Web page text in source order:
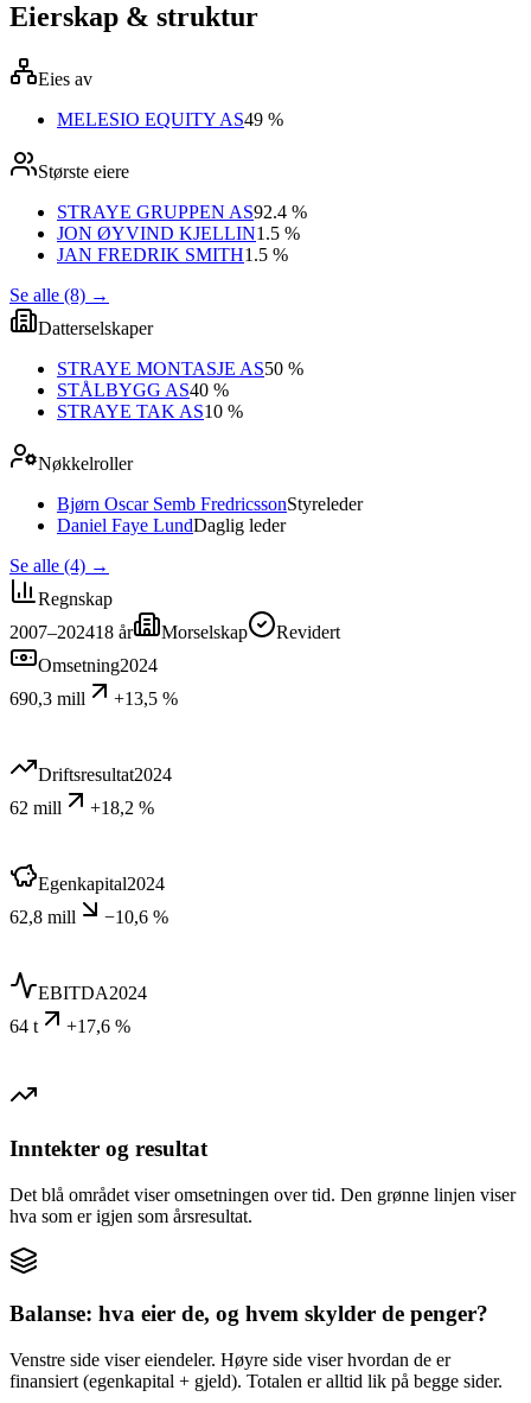
Eierskap & struktur
Eies av
MELESIO EQUITY AS49 %
Største eiere
STRAYE GRUPPEN AS92.4 %
JON ØYVIND KJELLIN1.5 %
JAN FREDRIK SMITH1.5 %
Se alle (8) →
Datterselskaper
STRAYE MONTASJE AS50 %
STÅLBYGG AS40 %
STRAYE TAK AS10 %
Nøkkelroller
Bjørn Oscar Semb FredricssonStyreleder
Daniel Faye LundDaglig leder
Se alle (4) →
Regnskap
2007–202418 år Morselskap
Revidert
Omsetning2024
690,3 mill
+13,5 %
Driftsresultat2024
62 mill
+18,2 %
Egenkapital2024
62,8 mill
−10,6 %
EBITDA2024
64 t
+17,6 %
Inntekter og resultat
Det blå området viser omsetningen over tid. Den grønne linjen viser
hva som er igjen som årsresultat.
Balanse: hva eier de, og hvem skylder de penger?
Venstre side viser eiendeler. Høyre side viser hvordan de er
finansiert (egenkapital + gjeld). Totalen er alltid lik på begge sider.